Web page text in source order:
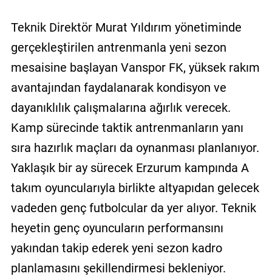
Teknik Direktör Murat Yıldırım yönetiminde
gerçekleştirilen antrenmanla yeni sezon
mesaisine başlayan Vanspor FK, yüksek rakım
avantajından faydalanarak kondisyon ve
dayanıklılık çalışmalarına ağırlık verecek.
Kamp sürecinde taktik antrenmanların yanı
sıra hazırlık maçları da oynanması planlanıyor.
Yaklaşık bir ay sürecek Erzurum kampında A
takım oyuncularıyla birlikte altyapıdan gelecek
vadeden genç futbolcular da yer alıyor. Teknik
heyetin genç oyuncuların performansını
yakından takip ederek yeni sezon kadro
planlamasını şekillendirmesi bekleniyor.